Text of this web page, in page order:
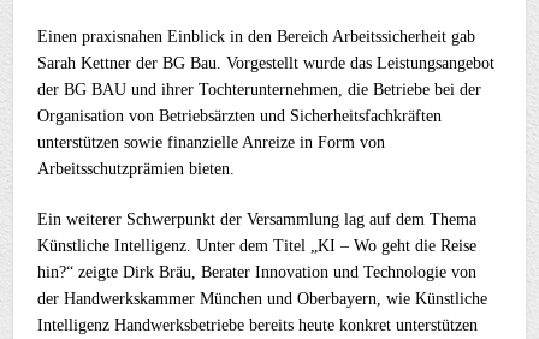
Einen praxisnahen Einblick in den Bereich Arbeitssicherheit gab
Sarah Kettner der BG Bau. Vorgestellt wurde das Leistungsangebot
der BG BAU und ihrer Tochterunternehmen, die Betriebe bei der
Organisation von Betriebsärzten und Sicherheitsfachkräften
unterstützen sowie finanzielle Anreize in Form von
Arbeitsschutzprämien bieten.
Ein weiterer Schwerpunkt der Versammlung lag auf dem Thema
Künstliche Intelligenz. Unter dem Titel „KI – Wo geht die Reise
hin?“ zeigte Dirk Bräu, Berater Innovation und Technologie von
der Handwerkskammer München und Oberbayern, wie Künstliche
Intelligenz Handwerksbetriebe bereits heute konkret unterstützen